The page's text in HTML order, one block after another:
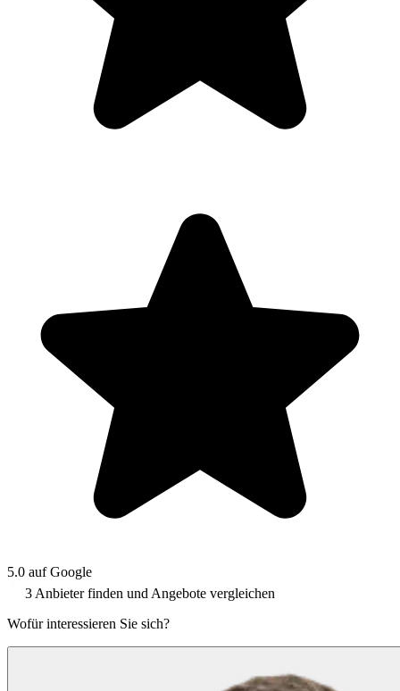
5.0 auf Google
3 Anbieter finden und Angebote vergleichen
Wofür interessieren Sie sich?